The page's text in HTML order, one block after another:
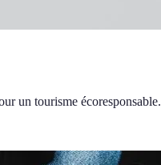
un tourisme écoresponsable.